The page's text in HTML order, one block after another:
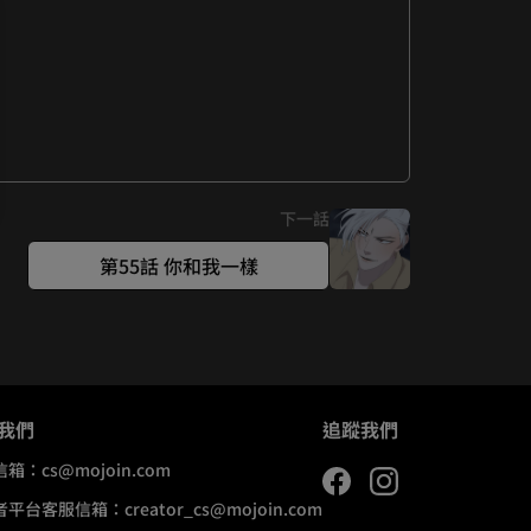
下一話
第55話 你和我一樣
們
： cs@mojoin.com
平台客服信箱： creator_cs@mojoin.com
追蹤我們